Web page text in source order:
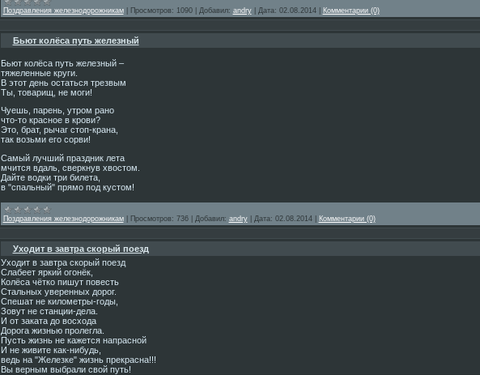
Поздравления железнодорожникам| Просмотров: 1090| Добавил: andry| Дата: 02.08.2014 Комментарии (0)
Бьют колёса путь железный
Бьют колёса путь железный –
тяжеленные круги.
В этот день остаться трезвым
Ты, товарищ, не моги!
Чуешь, парень, утром рано
что-то красное в крови?
Это, брат, рычаг стоп-крана,
так возьми его сорви!
Самый лучший праздник лета
мчится вдаль, сверкнув хвостом.
Дайте водки три билета,
в "спальный" прямо под кустом!
Поздравления железнодорожникам| Просмотров: 736| Добавил: andry| Дата: 02.08.2014 Комментарии (0)
Уходит в завтра скорый поезд
Уходит в завтра скорый поезд
Слабеет яркий огонёк,
Колёса чётко пишут повесть
Стальных уверенных дорог.
Спешат не километры-годы,
Зовут не станции-дела.
И от заката до восхода
Дорога жизнью пролегла.
Пусть жизнь не кажется напрасной
И не живите как-нибудь,
ведь на "Железке" жизнь прекрасна!!!
Вы верным выбрали свой путь!